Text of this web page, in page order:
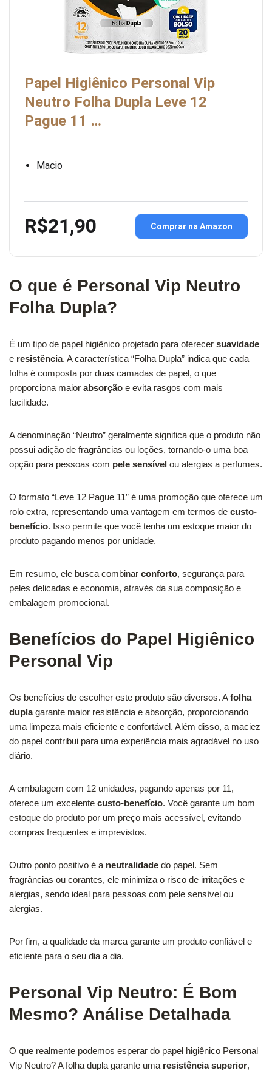
Papel Higiênico Personal Vip
Neutro Folha Dupla Leve 12
Pague 11 …
Macio
R$21,90 Comprar na Amazon
O que é Personal Vip Neutro
Folha Dupla?
É um tipo de papel higiênico projetado para oferecer suavidade
e resistência. A característica “Folha Dupla” indica que cada
folha é composta por duas camadas de papel, o que
proporciona maior absorção e evita rasgos com mais
facilidade.
A denominação “Neutro” geralmente significa que o produto não
possui adição de fragrâncias ou loções, tornando-o uma boa
opção para pessoas com pele sensível ou alergias a perfumes.
O formato “Leve 12 Pague 11” é uma promoção que oferece um
rolo extra, representando uma vantagem em termos de custo-
benefício. Isso permite que você tenha um estoque maior do
produto pagando menos por unidade.
Em resumo, ele busca combinar conforto, segurança para
peles delicadas e economia, através da sua composição e
embalagem promocional.
Benefícios do Papel Higiênico
Personal Vip
Os benefícios de escolher este produto são diversos. Afolha
duplagarante maior resistência e absorção, proporcionando
uma limpeza mais eficiente e confortável. Além disso, a maciez
do papel contribui para uma experiência mais agradável no uso
diário.
A embalagem com 12 unidades, pagando apenas por 11,
oferece um excelente custo-benefício. Você garante um bom
estoque do produto por um preço mais acessível, evitando
compras frequentes e imprevistos.
Outro ponto positivo é a neutralidade do papel. Sem
fragrâncias ou corantes, ele minimiza o risco de irritações e
alergias, sendo ideal para pessoas com pele sensível ou
alergias.
Por fim, a qualidade da marca garante um produto confiável e
eficiente para o seu dia a dia.
Personal Vip Neutro: É Bom
Mesmo? Análise Detalhada
O que realmente podemos esperar do papel higiênico Personal
Vip Neutro? A folha dupla garante uma resistência superior,